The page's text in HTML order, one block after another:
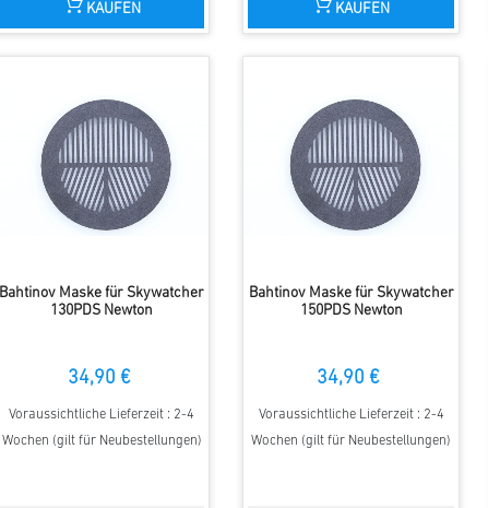
KAUFEN KAUFEN
Bahtinov Maske für Skywatcher
130PDS Newton
34,90 €
Voraussichtliche Lieferzeit : 2-4
Wochen (gilt für Neubestellungen)
Bahtinov Maske für Skywatcher
150PDS Newton
34,90 €
Voraussichtliche Lieferzeit : 2-4
Wochen (gilt für Neubestellungen)